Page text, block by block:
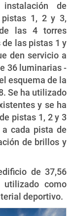
de
pistas 1, 2 y 3,
las 4 torres
las pistas 1 y
den servicio a
36 luminarias -
esquema de la
Se ha utilizado
y se ha
pistas 1, 2 y 3
cada pista de
de brillos y
de 37,56
como
deportivo.